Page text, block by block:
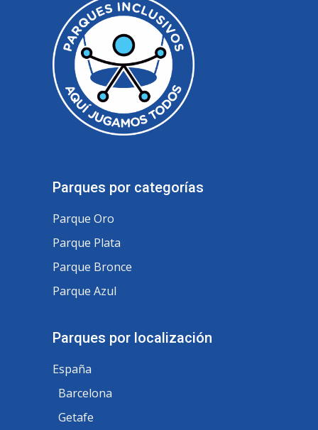
Parques por categorías
Parque Oro
Parque Plata
Parque Bronce
Parque Azul
Parques por localización
España
Barcelona
Getafe